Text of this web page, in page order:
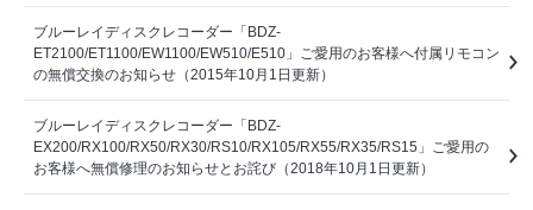
ブルーレイディスクレコーダー「BDZ-
ET2100/ET1100/EW1100/EW510/E510」ご愛用のお客様へ付属リモコン
の無償交換のお知らせ（2015年10月1日更新）
ブルーレイディスクレコーダー「BDZ-
EX200/RX100/RX50/RX30/RS10/RX105/RX55/RX35/RS15」ご愛用の
お客様へ無償修理のお知らせとお詫び（2018年10月1日更新）